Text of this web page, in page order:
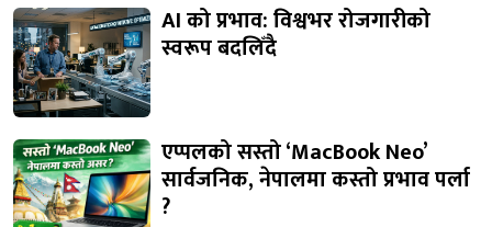
AI को प्रभाव: विश्वभर रोजगारीको
स्वरूप बदलिँदै
एप्पलको सस्तो ‘MacBook Neo’
सार्वजनिक, नेपालमा कस्तो प्रभाव पर्ला
?